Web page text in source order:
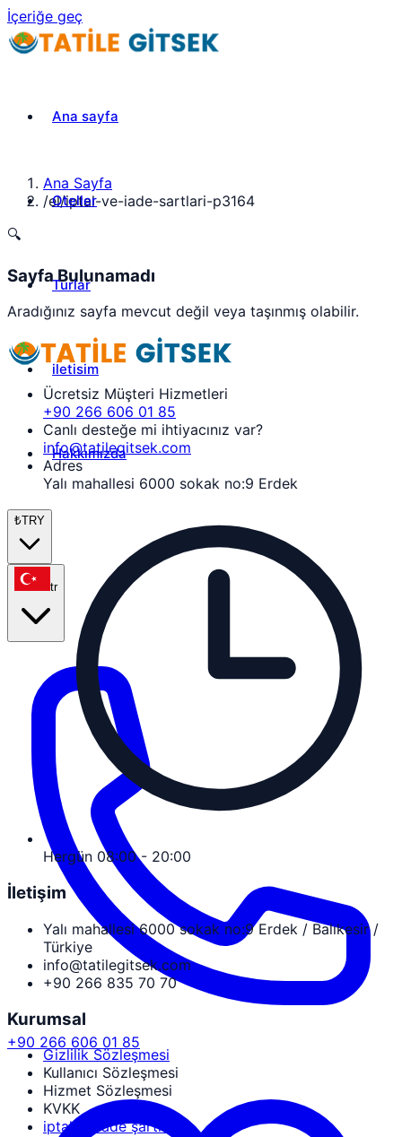
İçeriğe geç
Ana sayfa
Oteller
Turlar
iletisim
Hakkımızda
₺TRY
tr
+90 266 606 01 85
Ana Sayfa
/el/iptal-ve-iade-sartlari-p3164
🔍
Sayfa Bulunamadı
Aradığınız sayfa mevcut değil veya taşınmış olabilir.
Ücretsiz Müşteri Hizmetleri
+90 266 606 01 85
Canlı desteğe mi ihtiyacınız var?
info@tatilegitsek.com
Adres
Yalı mahallesi 6000 sokak no:9 Erdek
Hergün 08:00 - 20:00
İletişim
Yalı mahallesi 6000 sokak no:9 Erdek / Balıkesir /
Türkiye
info@tatilegitsek.com
+90 266 835 70 70
Kurumsal
Gizlilik Sözleşmesi
Kullanıcı Sözleşmesi
Hizmet Sözleşmesi
KVKK
iptal ve iade şartları